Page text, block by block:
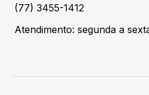
(77) 3455-1412
Atendimento: segunda a